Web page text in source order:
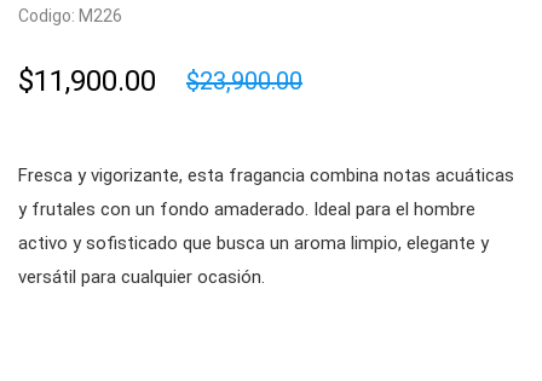
Codigo: M226
$11,900.00 $23,900.00
Fresca y vigorizante, esta fragancia combina notas acuáticas
y frutales con un fondo amaderado. Ideal para el hombre
activo y sofisticado que busca un aroma limpio, elegante y
versátil para cualquier ocasión.